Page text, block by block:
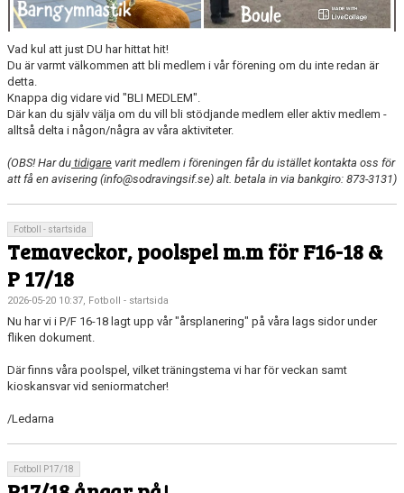
Vad kul att just DU har hittat hit!
Du är varmt välkommen att bli medlem i vår förening om du inte redan är
detta.
Knappa dig vidare vid "BLI MEDLEM".
Där kan du själv välja om du vill bli stödjande medlem eller aktiv medlem -
alltså delta i någon/några av våra aktiviteter.
(OBS! Har du tidigare varit medlem i föreningen får du istället kontakta oss för
att få en avisering (info@sodravingsif.se) alt. betala in via bankgiro: 873-3131)
Fotboll - startsida
Temaveckor, poolspel m.m för F16-18 &
P 17/18
2026-05-20 10:37, Fotboll - startsida
Nu har vi i P/F 16-18 lagt upp vår "årsplanering" på våra lags sidor under
fliken dokument.
Där finns våra poolspel, vilket träningstema vi har för veckan samt
kioskansvar vid seniormatcher!
/Ledarna
Fotboll P17/18